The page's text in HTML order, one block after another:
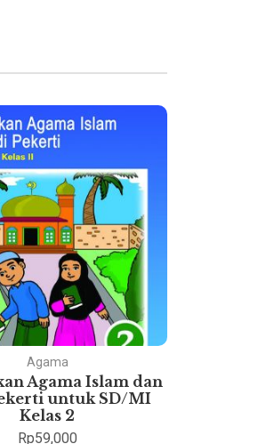
Agama
Agama Islam dan
untuk SD/MI
Kelas 2
Rp59,000